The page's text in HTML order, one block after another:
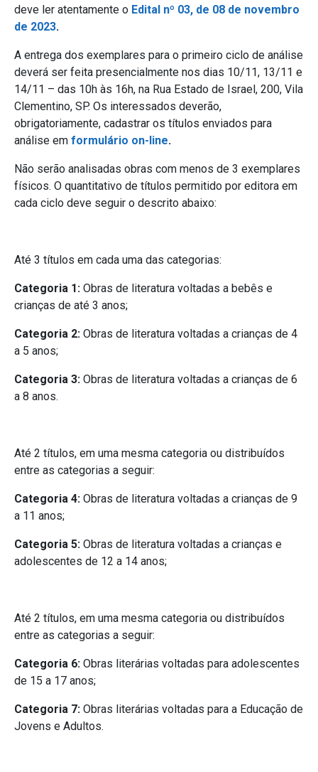
deve ler atentamente o Edital nº 03, de 08 de novembro
de 2023.
A entrega dos exemplares para o primeiro ciclo de análise
deverá ser feita presencialmente nos dias 10/11, 13/11 e
14/11 – das 10h às 16h, na Rua Estado de Israel, 200, Vila
Clementino, SP. Os interessados deverão,
obrigatoriamente, cadastrar os títulos enviados para
análise em formulário on-line.
Não serão analisadas obras com menos de 3 exemplares
físicos. O quantitativo de títulos permitido por editora em
cada ciclo deve seguir o descrito abaixo:
Até 3 títulos em cada uma das categorias:
Categoria 1: Obras de literatura voltadas a bebês e
crianças de até 3 anos;
Categoria 2: Obras de literatura voltadas a crianças de 4
a 5 anos;
Categoria 3: Obras de literatura voltadas a crianças de 6
a 8 anos.
Até 2 títulos, em uma mesma categoria ou distribuídos
entre as categorias a seguir:
Categoria 4: Obras de literatura voltadas a crianças de 9
a 11 anos;
Categoria 5: Obras de literatura voltadas a crianças e
adolescentes de 12 a 14 anos;
Até 2 títulos, em uma mesma categoria ou distribuídos
entre as categorias a seguir:
Categoria 6: Obras literárias voltadas para adolescentes
de 15 a 17 anos;
Categoria 7: Obras literárias voltadas para a Educação de
Jovens e Adultos.